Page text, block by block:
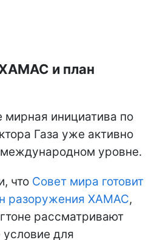
и план
инициатива по
Газа уже активно
уровне.
что Совет мира готовит
разоружения ХАМАС,
рассматривают
для